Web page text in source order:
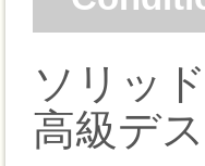
ソリッ
高級デ